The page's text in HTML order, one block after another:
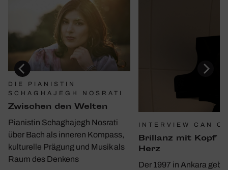
DIE PIANISTIN
SCHAGHAJEGH NOSRATI
Zwischen den Welten
Pianistin Schaghajegh Nosrati
über Bach als inneren Kompass,
kulturelle Prägung und Musik als
Raum des Denkens
INTERVIEW CAN
Bril­lanz mit Kopf
Herz
Der 1997 in Ankara